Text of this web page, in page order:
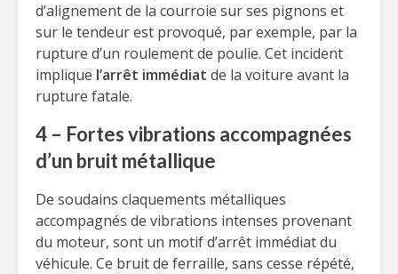
d’alignement de la courroie sur ses pignons et
sur le tendeur est provoqué, par exemple, par la
rupture d’un roulement de poulie. Cet incident
implique l’arrêt immédiat de la voiture avant la
rupture fatale.
4 – Fortes vibrations accompagnées
d’un bruit métallique
De soudains claquements métalliques
accompagnés de vibrations intenses provenant
du moteur, sont un motif d’arrêt immédiat du
véhicule. Ce bruit de ferraille, sans cesse répété,